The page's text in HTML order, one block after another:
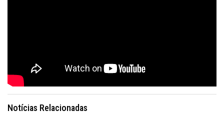
Notícias Relacionadas